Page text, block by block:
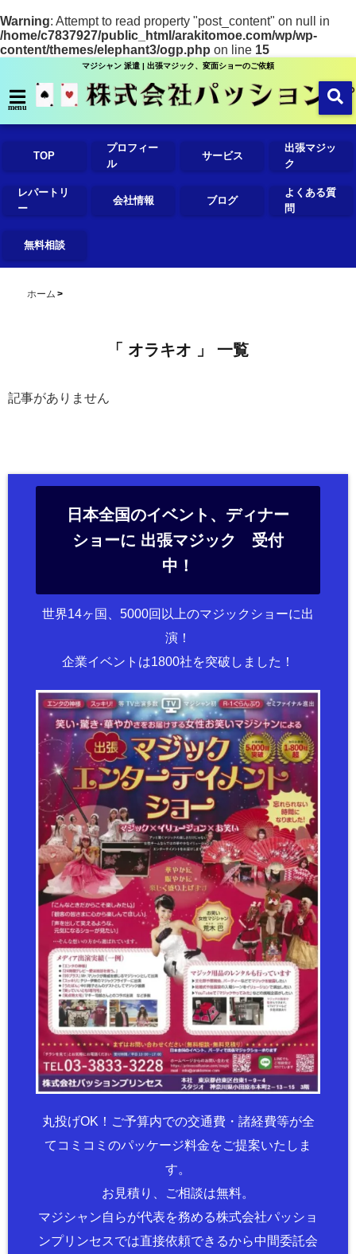
Warning: Attempt to read property "post_content" on null in
/home/c7837927/public_html/arakitomoe.com/wp/wp-
content/themes/elephant3/ogp.php on line 15
マジシャン 派遣 | 出張マジック、変面ショーのご依頼
menu
TOP
プロフィー
ル
サービス
出張マジッ
ク
レパートリ
ー
会社情報 ブログ
よくある質
問
無料相談
ホーム
「 オラキオ 」 一覧
記事がありません
日本全国のイベント、ディナー
ショーに 出張マジック 受付
中！
世界14ヶ国、5000回以上のマジックショーに出
演！
企業イベントは1800社を突破しました！
丸投げOK！ご予算内での交通費・諸経費等が全
てコミコミのパッケージ料金をご提案いたしま
す。
お見積り、ご相談は無料。
マジシャン自らが代表を務める株式会社パッショ
ンプリンセスでは直接依頼できるから中間委託会